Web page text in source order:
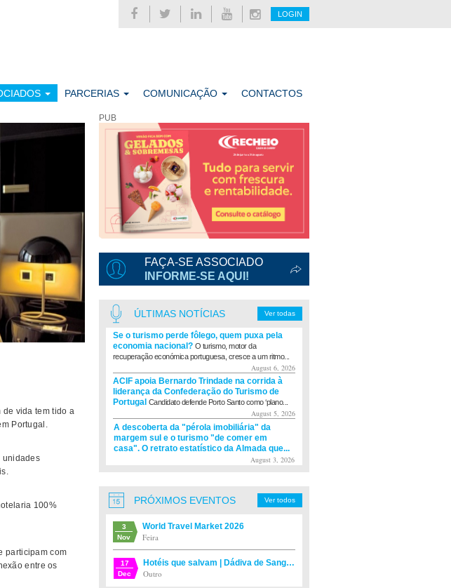
LOGIN
PARCERIAS COMUNICAÇÃO CONTACTOS
de vida tem tido a
Portugal.
unidades
100%
participam com
entre os
PUB
FAÇA-SE ASSOCIADO
INFORME-SE AQUI!
Ver todas
ÚLTIMAS NOTÍCIAS
Se o turismo perde fôlego, quem puxa pela
economia nacional? O turismo, motor da
recuperação económica portuguesa, cresce a um ritmo...
August 6, 2026
ACIF apoia Bernardo Trindade na corrida à
liderança da Confederação do Turismo de
Portugal Candidato defende Porto Santo como ‘plano...
August 5, 2026
A descoberta da "pérola imobiliária" da
margem sul e o turismo "de comer em
casa". O retrato estatístico da Almada que...
August 3, 2026
Ver todos
PRÓXIMOS EVENTOS
3
Nov
World Travel Market 2026
Feira
17
Dec
Hotéis que salvam | Dádiva de Sangue
Outro